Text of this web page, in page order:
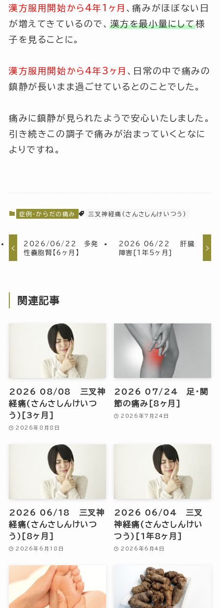
漢方服用開始から4年1ヶ月 、痛みがほぼない日
が増えてきているので、 漢方を最小量にして様
子を見ることに。
漢方服用開始から4年3ヶ月 、日常の中で痛みの
鎮静が長いまま過ごせているとのことでした。
痛みに鎮静が見られたようで安心いたしました。
引き続きこの調子で痛みが治まっていくとなに
よりですね。
症例-からだの痛み 三叉神経痛(さんさしんけいつう)
2026/06/22 多発
性嚢胞腎【6ヶ月】
2026 06/22 肝臓
障害[1年5ヶ月]
関連記事
2026 08/08 三叉神
経痛(さんさしんけいつ
う)[3ヶ月]
2026年8月8日
2026 07/24 足・関
節の痛み[8ヶ月]
2026年7月24日
2026 06/18 三叉神
経痛(さんさしんけいつ
う)[8ヶ月]
2026年6月18日
2026 06/04 三叉
神経痛(さんさしんけい
つう)[1年8ヶ月]
2026年6月4日